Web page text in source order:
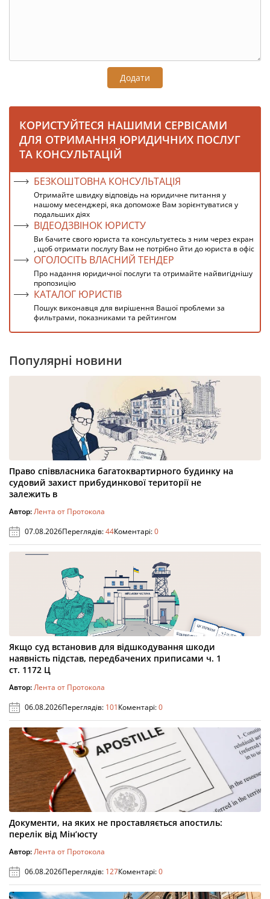
Додати
КОРИСТУЙТЕСЯ НАШИМИ СЕРВІСАМИ
ДЛЯ ОТРИМАННЯ ЮРИДИЧНИХ ПОСЛУГ
ТА КОНСУЛЬТАЦІЙ
БЕЗКОШТОВНА КОНСУЛЬТАЦІЯ
Отримайте швидку відповідь на юридичне питання у
нашому месенджері, яка допоможе Вам зорієнтуватися у
подальших діях
ВІДЕОДЗВІНОК ЮРИСТУ
Ви бачите свого юриста та консультуєтесь з ним через екран
, щоб отримати послугу Вам не потрібно йти до юриста в офіс
ОГОЛОСІТЬ ВЛАСНИЙ ТЕНДЕР
Про надання юридичної послуги та отримайте найвигіднішу
пропозицію
КАТАЛОГ ЮРИСТІВ
Пошук виконавця для вирішення Вашої проблеми за
фильтрами, показниками та рейтингом
Популярні новини
Право співвласника багатоквартирного будинку на
судовий захист прибудинкової території не
залежить в
Автор:Лента от Протокола
07.08.2026Переглядів:44Коментарі:0
Якщо суд встановив для відшкодування шкоди
наявність підстав, передбачених приписами ч. 1
ст. 1172 Ц
Автор:Лента от Протокола
06.08.2026Переглядів: 101Коментарі:0
Документи, на яких не проставляється апостиль:
перелік від Мін’юсту
Автор:Лента от Протокола
06.08.2026Переглядів: 127Коментарі:0